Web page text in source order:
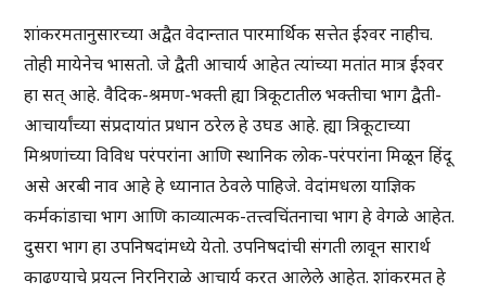
शांकरमतानुसारच्या अद्वैत वेदान्तात पारमार्थिक सत्तेत ईश्वर नाहीच.
तोही मायेनेच भासतो. जे द्वैती आचार्य आहेत त्यांच्या मतांत मात्र ईश्वर
हा सत् आहे. वैदिक-श्रमण-भक्ती ह्या त्रिकूटातील भक्तीचा भाग द्वैती-
आचार्यांच्या संप्रदायांत प्रधान ठरेल हे उघड आहे. ह्या त्रिकूटाच्या
मिश्रणांच्या विविध परंपरांना आणि स्थानिक लोक-परंपरांना मिळून हिंदू
असे अरबी नाव आहे हे ध्यानात ठेवले पाहिजे. वेदांमधला याज्ञिक
कर्मकांडाचा भाग आणि काव्यात्मक-तत्त्वचिंतनाचा भाग हे वेगळे आहेत.
दुसरा भाग हा उपनिषदांमध्ये येतो. उपनिषदांची संगती लावून सारार्थ
काढण्याचे प्रयत्न निरनिराळे आचार्य करत आलेले आहेत. शांकरमत हे